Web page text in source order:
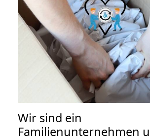
Wir sind ein
Familienunternehmen